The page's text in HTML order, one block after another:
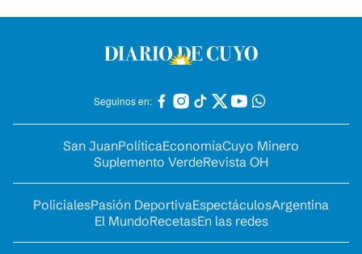
Seguinos en:
San JuanPolíticaEconomíaCuyo Minero
Suplemento VerdeRevista OH
PolicialesPasión DeportivaEspectáculosArgentina
El MundoRecetasEn las redes